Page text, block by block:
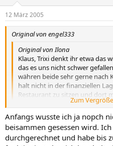
12 März 2005
Original von engel333
Original von Ilona
Klaus, Trixi denkt ihr etwa das
das es uns nicht schwer
währen beide sehr gerne nach
halt nicht in der finanziellen
Restaurant zu sitzen und dort
trinken. Wenn ich wegfahre
nicht jede Minute daran
ausgeben.
Zum
Genau das war der Grund
Zum
Anfangs wusste ich ja nopch
beisammen gesessen wird.
durchgerechnet und habe bis